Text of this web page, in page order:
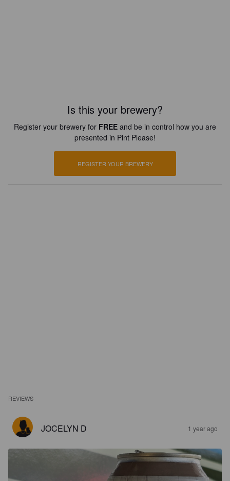
Is this your brewery?
Register your brewery for FREE and be in control how you are
presented in Pint Please!
REGISTER YOUR BREWERY
REVIEWS
JOCELYN D 1 year ago